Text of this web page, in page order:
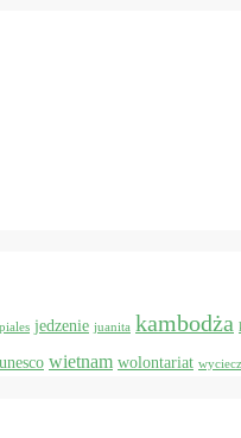
jedzenie juanita kambodża
unesco wietnam wolontariat